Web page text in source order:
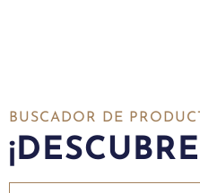
BUSCADOR DE